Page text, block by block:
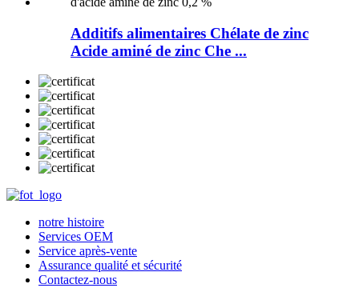
Additifs alimentaires Chélate de zinc
Acide aminé de zinc Che ...
notre histoire
Services OEM
Service après-vente
Assurance qualité et sécurité
Contactez-nous